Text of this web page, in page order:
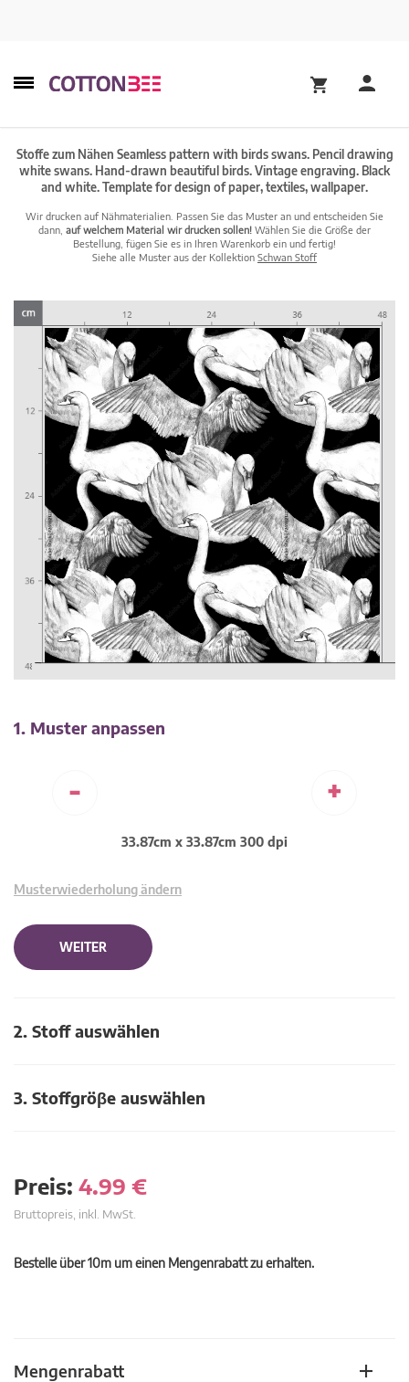
Stoffe zum Nähen Seamless pattern with birds swans. Pencil drawing
white swans. Hand-drawn beautiful birds. Vintage engraving. Black
and white. Template for design of paper, textiles, wallpaper.
Wir drucken auf Nähmaterialien. Passen Sie das Muster an und entscheiden Sie
dann, auf welchem Material wir drucken sollen! Wählen Sie die Größe der
Bestellung, fügen Sie es in Ihren Warenkorb ein und fertig!
Siehe alle Muster aus der Kollektion Schwan Stoff
1. Muster anpassen
- +
33.87cm x 33.87cm 300 dpi
Musterwiederholung ändern
WEITER
2. Stoff auswählen
3. Stoffgröβe auswählen
Preis: 4.99 €
Bruttopreis, inkl. MwSt.
Bestelle über 10m um einen Mengenrabatt zu erhalten.
Mengenrabatt